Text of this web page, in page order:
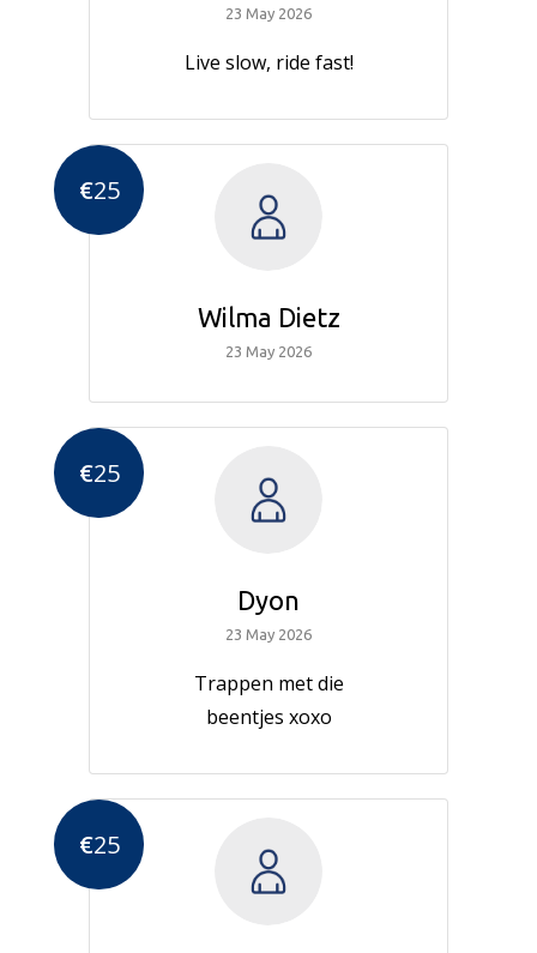
23 May 2026
Live slow, ride fast!
€25
Wilma Dietz
23 May 2026
€25
Dyon
23 May 2026
Trappen met die
beentjes xoxo
€25